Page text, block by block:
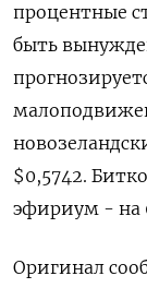
процентные
быть
$0,5742.
эфириум - на
Оригинал